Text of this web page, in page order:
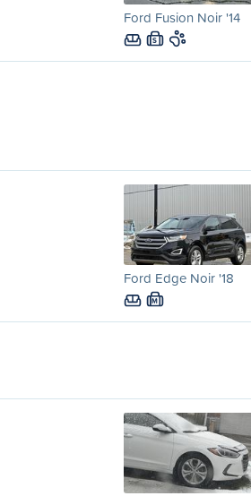
Ford Fusion Noir '14
S
Ford Edge Noir '18
M